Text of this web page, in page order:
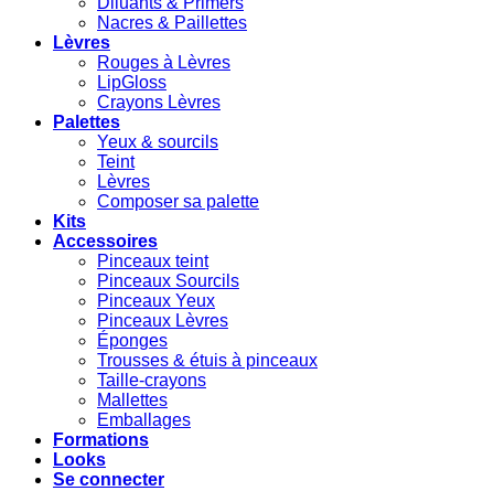
Nacres & Paillettes
Lèvres
Rouges à Lèvres
LipGloss
Crayons Lèvres
Palettes
Yeux & sourcils
Teint
Lèvres
Composer sa palette
Kits
Accessoires
Pinceaux teint
Pinceaux Sourcils
Pinceaux Yeux
Pinceaux Lèvres
Éponges
Trousses & étuis à pinceaux
Taille-crayons
Mallettes
Emballages
Formations
Looks
Se connecter